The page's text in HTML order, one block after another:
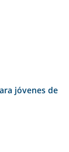
jóvenes de